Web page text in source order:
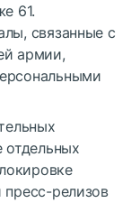
61.
связанные с
армии,
отдельных
релизов